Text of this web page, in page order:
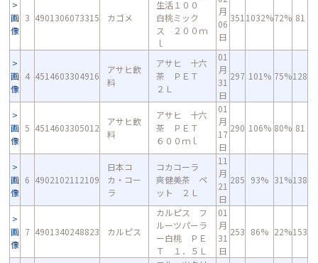
画
像
3 4901306073315 カゴメ
生活１００
白桃ミック
ス ２００ｍ
ｌ
月
06
日
351 1032%72% 81
画
像
4 4514603304916
アサヒ飲
料
アサヒ 十六
茶 ＰＥＴ
２Ｌ
01
月
31
日
297 101% 75%128
画
像
5 4514603305012
アサヒ飲
料
アサヒ 十六
茶 ＰＥＴ
６００ｍｌ
01
月
17
日
290 106% 80% 81
画
像
6 4902102112109
日本コ
カ・コー
ラ
コカコーラ
爽健美茶 ペ
ット ２Ｌ
11
月
21
日
285 93% 31%138
画
像
7 4901340248823 カルピス
カルピス フ
ルーツパーラ
ー白桃 ＰＥ
Ｔ １．５Ｌ
01
月
31
日
253 86% 22%153